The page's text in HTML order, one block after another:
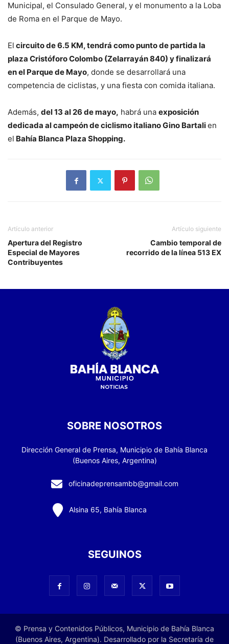
Municipal, el Consulado General, y el monumento a la Loba
de Roma en el Parque de Mayo.
El circuito de 6.5 KM, tendrá como punto de partida la
plaza Cristóforo Colombo (Zelarrayán 840) y finalizará
en el Parque de Mayo, donde se desarrollará una
competencia de ciclistas, y una fiesta con comida italiana.
Además, del 13 al 26 de mayo, habrá una exposición
dedicada al campeón de ciclismo italiano Gino Bartalien
el Bahía Blanca Plaza Shopping.
Artículo anterior
Apertura del Registro
Especial de Mayores
Contribuyentes
Artículo siguiente
Cambio temporal de
recorrido de la línea 513 EX
SOBRE NOSOTROS
Dirección General de Prensa, Municipio de Bahía Blanca
(Buenos Aires, Argentina)
oficinadeprensambb@gmail.com
Alsina 65, Bahía Blanca
SEGUINOS
© Prensa y Contenidos Públicos, Municipio de Bahía Blanca
(Buenos Aires, Argentina). Desarrollado por la Secretaría de